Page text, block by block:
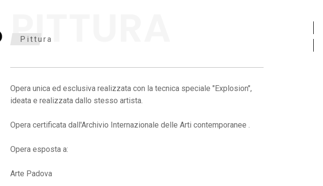
PITTURA
Pittura
Opera unica ed esclusiva realizzata con la tecnica speciale "Explosion",
ideata e realizzata dallo stesso artista.
Opera certificata dall'Archivio Internazionale delle Arti contemporanee .
Opera esposta a:
Arte Padova